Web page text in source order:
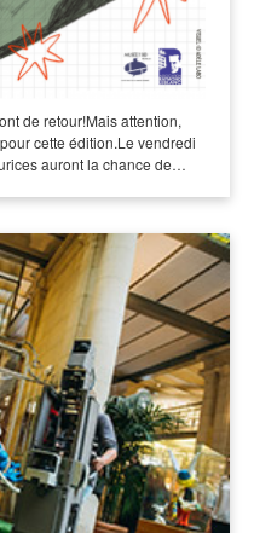
de retour!Mais attention,
cette édition.Le vendredi
auront la chance de…